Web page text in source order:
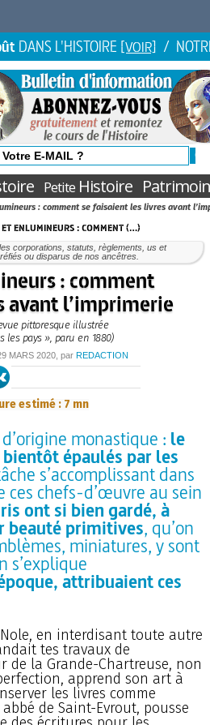
DANS L'HISTOIRE [VOIR] /
PetiteHistoire
: comment se faisaient les livres avant
enlumineurs : comment (…)
corporations, statuts, règlements, us et
ou disparus de nos ancêtres.
: comment
avant l’imprimerie
pittoresque illustrée
les pays », paru en 1880)
MARS 2020, par REDACTION
estimé : 7 mn
monastique : le
épaulés par les
s’accomplissant dans
ces chefs-d’œuvre au sein
ont si bien gardé, à
beauté primitives, qu’on
miniatures, y sont
s’explique
attribuaient ces
en interdisant toute autre
tes travaux de
de la Grande-Chartreuse, non
apprend son art à
les livres comme
de Saint-Evrout, pousse